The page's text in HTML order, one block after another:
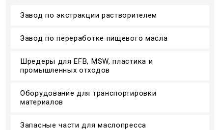
Завод по экстракции растворителем
Завод по переработке пищевого масла
Шредеры для EFB, MSW, пластика и
промышленных отходов
Оборудование для транспортировки
материалов
Запасные части для маслопресса